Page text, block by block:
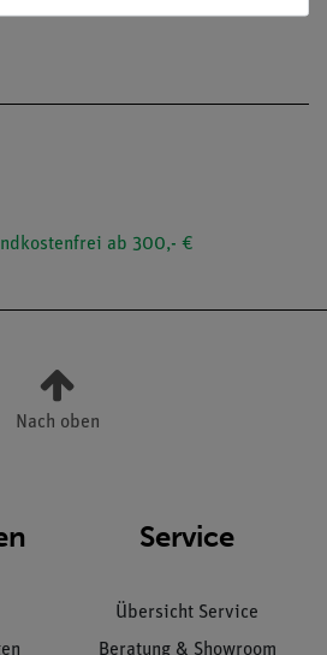
ab 300,- €
Nach oben
Service
Übersicht Service
Beratung & Showroom